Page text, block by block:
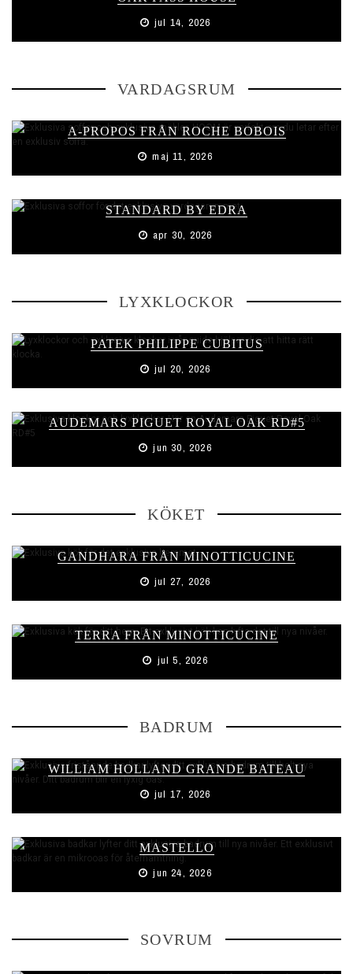
jul 14, 2026
VARDAGSRUM
A-PROPOS FRÅN ROCHE BOBOIS
maj 11, 2026
STANDARD BY EDRA
apr 30, 2026
LYXKLOCKOR
PATEK PHILIPPE CUBITUS
jul 20, 2026
AUDEMARS PIGUET ROYAL OAK RD#5
jun 30, 2026
KÖKET
GANDHARA FRÅN MINOTTICUCINE
jul 27, 2026
TERRA FRÅN MINOTTICUCINE
jul 5, 2026
BADRUM
WILLIAM HOLLAND GRANDE BATEAU
jul 17, 2026
MASTELLO
jun 24, 2026
SOVRUM